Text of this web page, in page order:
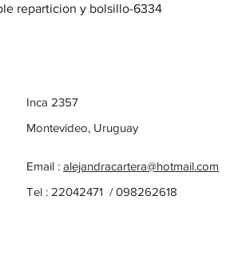
reparticion y bolsillo-6334
Inca 2357
Montevideo, Uruguay
Email : alejandracartera@hotmail.com
Tel : 22042471 / 098262618